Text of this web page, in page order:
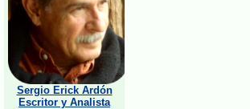
Sergio Erick Ardón
Escritor y Analista